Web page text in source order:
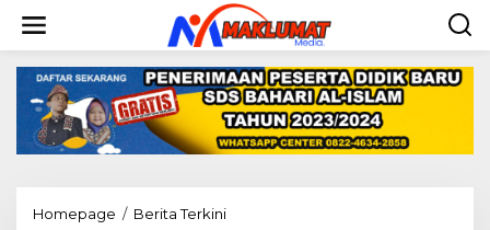
w
Homepage / Berita Terkini